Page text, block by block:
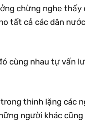
chừng nghe thấy
tất cả các dân
cùng nhau tự vấn
thinh lặng các
người khác